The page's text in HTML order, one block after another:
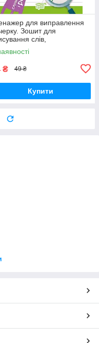
для виправлення
Зошит для
слів,
і речень
А.О.), Торсинг
₴ 49 ₴
Купити